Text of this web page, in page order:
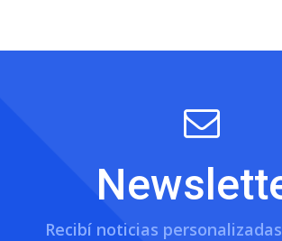
Recibí noticias